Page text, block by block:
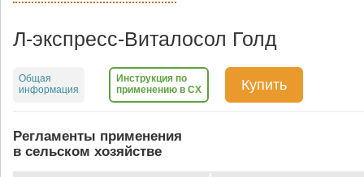
Л-экспресс-Виталосол Голд
Общая
информация
Инструкция по
применению в СХ
Купить
Регламенты применения
в сельском хозяйстве